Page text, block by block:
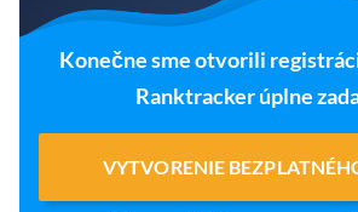
Konečne sme otvorili
Ranktracker úplne
VYTVORENIE